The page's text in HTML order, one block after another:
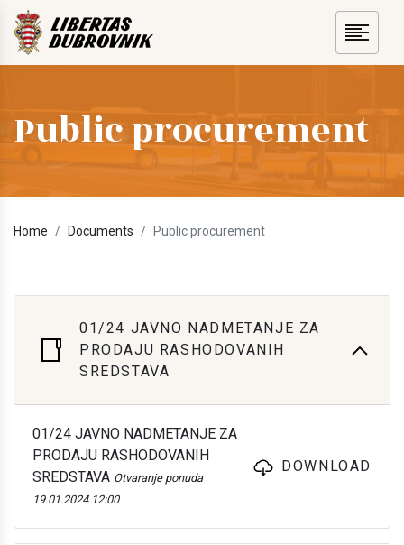
Public procurement
Home Documents Public procurement
01/24 JAVNO NADMETANJE ZA
PRODAJU RASHODOVANIH
SREDSTAVA
01/24 JAVNO NADMETANJE ZA
PRODAJU RASHODOVANIH
SREDSTAVA Otvaranje ponuda
19.01.2024 12:00
DOWNLOAD